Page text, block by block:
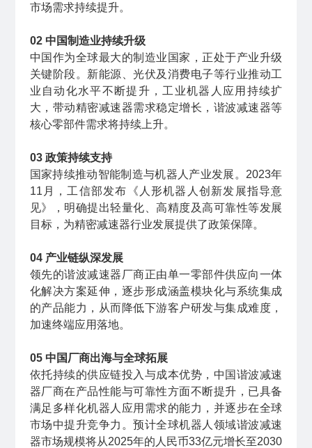
市场需求持续提升。
02 中国制造业持续升级
中国作为全球最大的制造业国家，正处于产业升级
关键阶段。新能源、光伏及消费电子等行业推动工
业自动化水平不断提升，工业机器人应用持续扩
大，带动精密减速器需求稳定增长，谐波减速器等
核心零部件需求将持续上升。
03 政策持续支持
国家持续推动智能制造与机器人产业发展。2023年
11月，工信部发布《 人形机器人创新发展指导意
见》，明确提出轻量化、高精度及高可靠性等发展
目标，为精密减速器行业发展提供了政策保障。
04 产业链纵深发展
领先的谐波减速器厂商正由单一零部件供应向一体
化解决方案延伸，逐步形成涵盖模块化与系统集成
的产品能力，从而降低下游客户研发与集成难度，
加速终端应用落地。
05 中国厂商出海与全球拓展
依托持续的供应链投入与成本优势，中国谐波减速
器厂商在产品性能与可靠性方面不断提升，已具备
满足多样化机器人应用需求的能力，并逐步在全球
市场中提升竞争力。预计全球机器人领域谐波减速
器市场规模将从2025年的人民币33亿元增长至2030